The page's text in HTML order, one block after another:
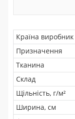
Країна виробник
Призначення
Тканина
Склад
Щільність, г/м²
Ширина, см